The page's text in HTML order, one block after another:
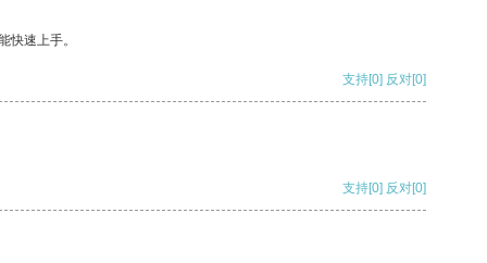
快速上手。
支持[0] 反对[0]
支持[0] 反对[0]